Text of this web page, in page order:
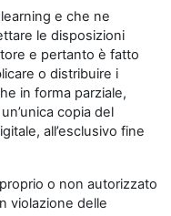
e che ne
le disposizioni
e pertanto è fatto
o distribuire i
in forma parziale,
copia del
all’esclusivo fine
o non autorizzato
violazione delle